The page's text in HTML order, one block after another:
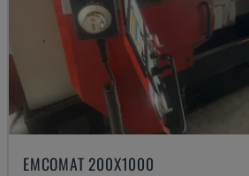
EMCOMAT 200X1000